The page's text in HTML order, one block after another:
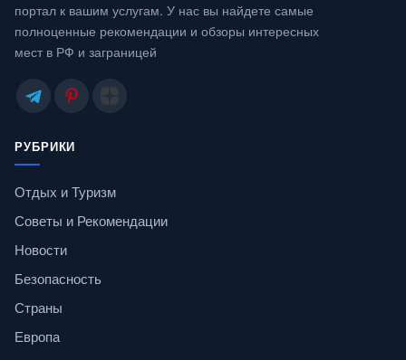
портал к вашим услугам. У нас вы найдете самые
полноценные рекомендации и обзоры интересных
мест в РФ и заграницей
РУБРИКИ
Отдых и Туризм
Советы и Рекомендации
Новости
Безопасность
Страны
Европа